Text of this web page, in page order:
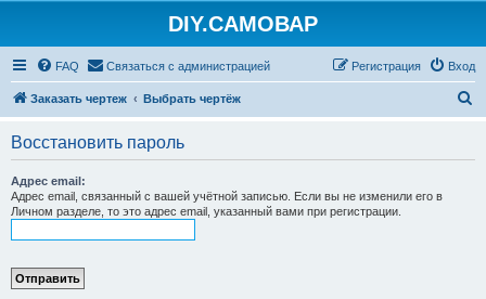
DIY.САМОВАР
FAQ Связаться с администрацией Вход
Регистрация
Заказать чертеж Выбрать чертёж
Восстановить пароль
Адрес email:
Адрес email, связанный с вашей учётной записью. Если вы не изменили его в
Личном разделе, то это адрес email, указанный вами при регистрации.